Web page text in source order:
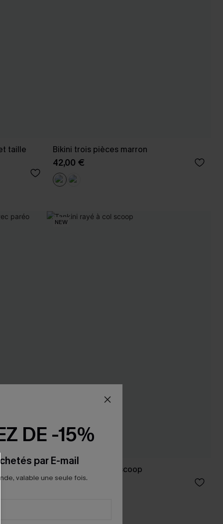
taille
Bikini trois pièces marron
42,00 €
avec
NEW
Tankini rayé à col scoop
38,00 €
DE -15%
par E-mail
valable une seule fois.